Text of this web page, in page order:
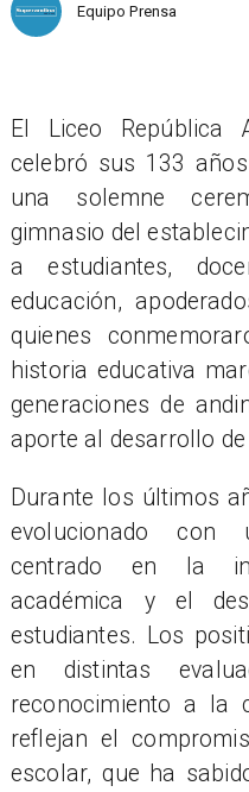
Equipo Prensa
El Liceo República
celebró sus 133
una solemne
gimnasio del
a estudiantes,
educación,
quienes
historia educativa
generaciones de
aporte al desarrollo
Durante los últimos
evolucionado con
centrado en la
académica y el
estudiantes. Los
en distintas
reconocimiento a la
reflejan el
escolar, que ha